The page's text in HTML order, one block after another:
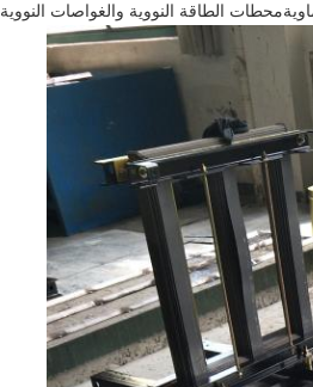
الطاقة النووية والغواصات النووية.